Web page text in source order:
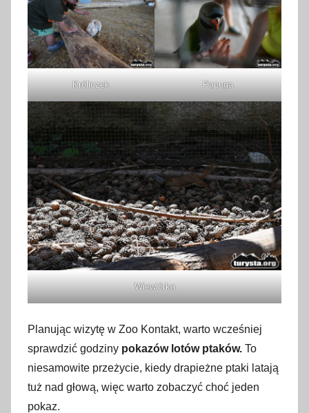
Króliczek Papuga
Wiewiórka
Planując wizytę w Zoo Kontakt, warto wcześniej
sprawdzić godziny pokazów lotów ptaków. To
niesamowite przeżycie, kiedy drapieżne ptaki latają
tuż nad głową, więc warto zobaczyć choć jeden
pokaz.